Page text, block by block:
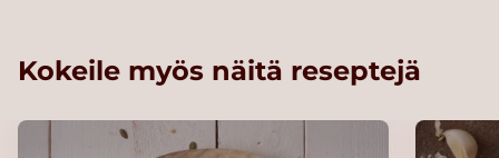
Kokeile myös näitä reseptejä